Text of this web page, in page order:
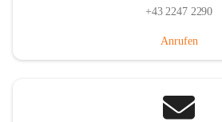
+43 2247 2290
Anrufen